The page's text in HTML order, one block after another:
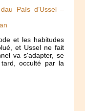
País d’Ussel –
et les habitudes
et Ussel ne fait
va s'adapter, se
occulté par la